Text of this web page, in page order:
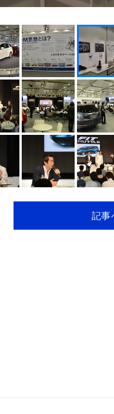
記事